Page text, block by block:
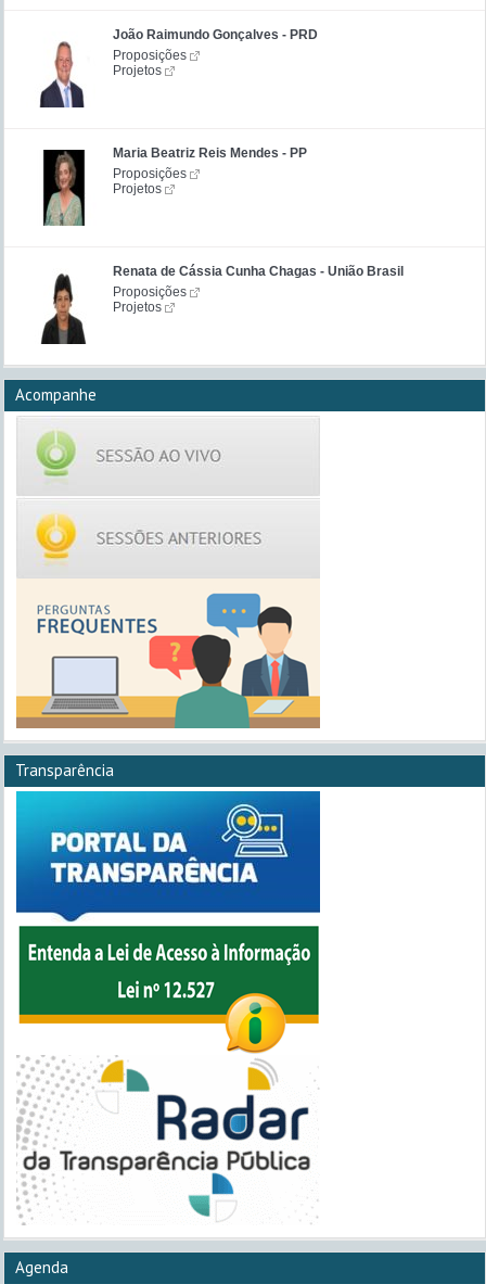
João Raimundo Gonçalves - PRD
Proposições
Projetos
Maria Beatriz Reis Mendes - PP
Proposições
Projetos
Renata de Cássia Cunha Chagas - União Brasil
Proposições
Projetos
Acompanhe
Transparência
Agenda